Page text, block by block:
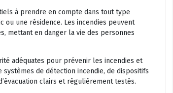
à prendre en compte dans tout type
ou une résidence. Les incendies peuvent
mettant en danger la vie des personnes
adéquates pour prévenir les incendies et
de détection incendie, de dispositifs
clairs et régulièrement testés.